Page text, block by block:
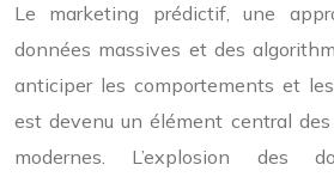
Le marketing prédictif, une
données massives et des
anticiper les comportements et
est devenu un élément central
modernes. L’explosion des